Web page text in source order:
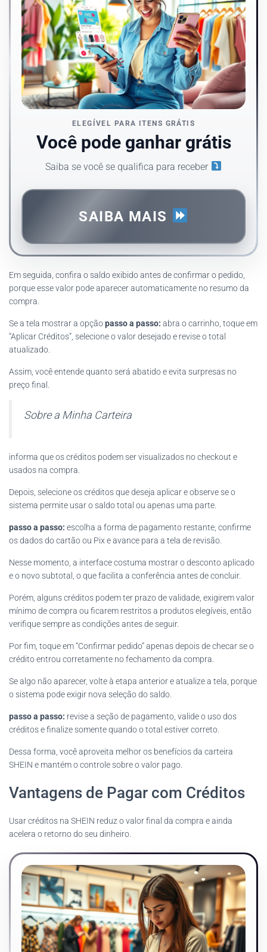
ELEGÍVEL PARA ITENS GRÁTIS
Você pode ganhar grátis
Saiba se você se qualifica para receber
SAIBA MAIS
Em seguida, confira o saldo exibido antes de confirmar o pedido,
porque esse valor pode aparecer automaticamente no resumo da
compra.
Se a tela mostrar a opçãopasso a passo: abra o carrinho, toque em
“Aplicar Créditos”, selecione o valor desejado e revise o total
atualizado.
Assim, você entende quanto será abatido e evita surpresas no
preço final.
Sobre a Minha Carteira
informa que os créditos podem ser visualizados no checkout e
usados na compra.
Depois, selecione os créditos que deseja aplicar e observe se o
sistema permite usar o saldo total ou apenas uma parte.
passo a passo: escolha a forma de pagamento restante, confirme
os dados do cartão ou Pix e avance para a tela de revisão.
Nesse momento, a interface costuma mostrar o desconto aplicado
e o novo subtotal, o que facilita a conferência antes de concluir.
Porém, alguns créditos podem ter prazo de validade, exigirem valor
mínimo de compra ou ficarem restritos a produtos elegíveis, então
verifique sempre as condições antes de seguir.
Por fim, toque em “Confirmar pedido” apenas depois de checar se o
crédito entrou corretamente no fechamento da compra.
Se algo não aparecer, volte à etapa anterior e atualize a tela, porque
o sistema pode exigir nova seleção do saldo.
passo a passo: revise a seção de pagamento, valide o uso dos
créditos e finalize somente quando o total estiver correto.
Dessa forma, você aproveita melhor os benefícios da carteira
SHEIN e mantém o controle sobre o valor pago.
Vantagens de Pagar com Créditos
Usar créditos na SHEIN reduz o valor final da compra e ainda
acelera o retorno do seu dinheiro.